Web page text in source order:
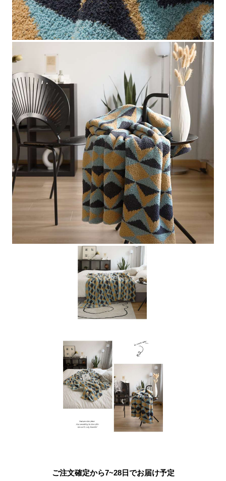
ご注文確定から7~28日でお届け予定